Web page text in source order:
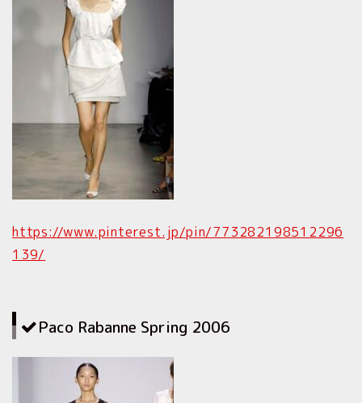
https://www.pinterest.jp/pin/773282198512296
139/
Paco Rabanne Spring 2006